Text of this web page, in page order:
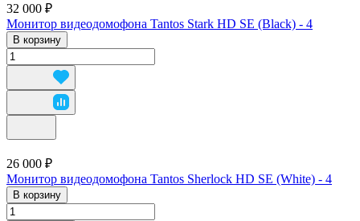
32 000 ₽
Монитор видеодомофона Tantos Stark HD SE (Black) - 4
В корзину
26 000 ₽
Монитор видеодомофона Tantos Sherlock HD SE (White) - 4
В корзину